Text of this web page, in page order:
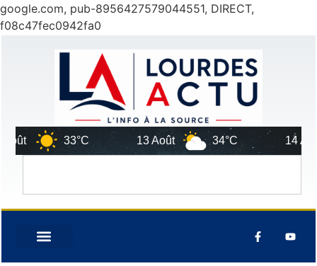
google.com, pub-8956427579044551, DIRECT,
f08c47fec0942fa0
33°C 13 Août 34°C 14 Août